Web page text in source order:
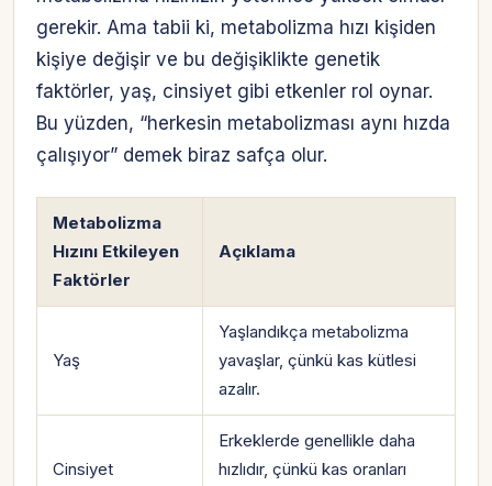
gerekir. Ama tabii ki, metabolizma hızı kişiden
kişiye değişir ve bu değişiklikte genetik
faktörler, yaş, cinsiyet gibi etkenler rol oynar.
Bu yüzden, “herkesin metabolizması aynı hızda
çalışıyor” demek biraz safça olur.
Metabolizma
Hızını Etkileyen
Faktörler
Açıklama
Yaş
Yaşlandıkça metabolizma
yavaşlar, çünkü kas kütlesi
azalır.
Cinsiyet
Erkeklerde genellikle daha
hızlıdır, çünkü kas oranları